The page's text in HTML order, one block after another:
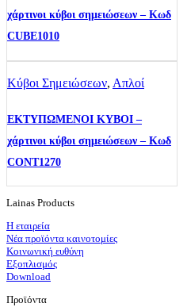
χάρτινοι κύβοι σημειώσεων – Κωδ
CUBE1010
Κύβοι Σημειώσεων, Απλοί
ΕΚΤΥΠΩΜΕΝΟΙ ΚΥΒΟΙ –
χάρτινοι κύβοι σημειώσεων – Κωδ
CONT1270
Lainas Products
Η εταιρεία
Νέα προϊόντα καινοτομίες
Κοινωνική ευθύνη
Εξοπλισμός
Download
Προϊόντα